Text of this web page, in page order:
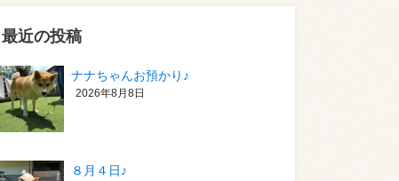
最近の投稿
ナナちゃんお預かり♪
2026年8月8日
８月４日♪